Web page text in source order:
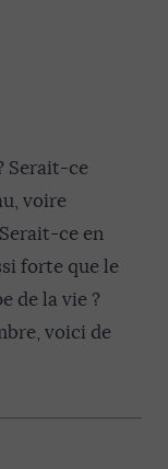
Serait-ce
voire
ce en
forte que le
de la vie ?
voici de